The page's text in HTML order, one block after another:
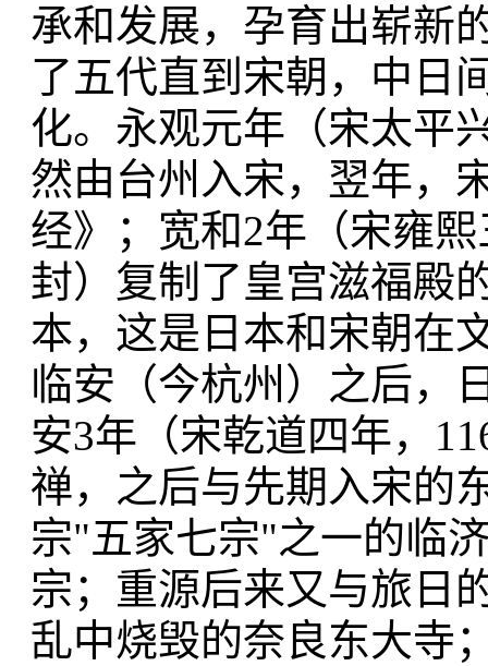
承和发展，孕育出崭新
了五代直到宋朝，中日
化。永观元年（宋太平
然由台州入宋，翌年，
经》；宽和2年（宋雍
封）复制了皇宫滋福殿
本，这是日本和宋朝在
临安（今杭州）之后，
安3年（宋乾道四年，
禅，之后与先期入宋的
宗"五家七宗"之一的临
宗；重源后来又与旅日
乱中烧毁的奈良东大寺